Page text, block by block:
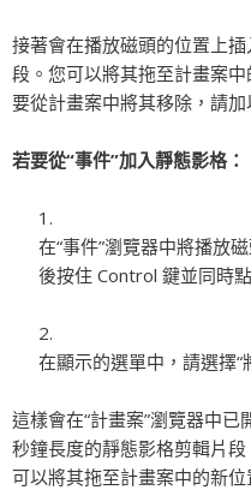
接著會在播放磁頭的位置上
段。您可以將其拖至計畫案
要從計畫案中將其移除，請
若要從“事件”加入靜態影格：
在“事件”瀏覽器中將播放
後按住 Control 鍵並同時
在顯示的選單中，請選擇“
這樣會在“計畫案”瀏覽器中
秒鐘長度的靜態影格剪輯片
可以將其拖至計畫案中的新